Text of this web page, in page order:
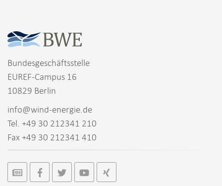
Bundesgeschäftsstelle
EUREF-Campus 16
10829 Berlin
info@wind-energie.de
Tel. +49 30 212341 210
Fax +49 30 212341 410